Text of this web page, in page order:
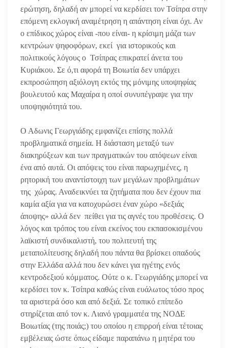
ερώτηση, δηλαδή αν μπορεί να κερδίσει τον Τσίπρα στην
επόμενη εκλογική αναμέτρηση η απάντηση είναι όχι. Αν
ο επίδικος χώρος είναι -που είναι- η κρίσιμη μάζα των
κεντρώων ψηφοφόρων, εκεί για ιστορικούς και
πολιτικούς λόγους ο Τσίπρας επικρατεί άνετα του
Κυριάκου. Σε ό,τι αφορά τη Βοιωτία δεν υπάρχει
εκπροσώπηση αξιόλογη εκτός της μόνιμης υποψηφίας
βουλευτού κας Μαχαίρα η οποί συνυπέγραψε για την
υποψηφιότητά του.
Ο Αδωνις Γεωργιάδης εμφανίζει επίσης πολλά
προβληματικά σημεία. Η διάσταση μεταξύ των
διακηρύξεων και των πραγματικών του απόψεων είναι
ένα από αυτά. Οι απόψεις του είναι παρωχημένες, η
ρητορική του αναντίστοιχη των μεγάλων προβλημάτων
της χώρας. Αναδεικνύει τα ζητήματα που δεν έχουν πια
καμία αξία για να κατοχυρώσει έναν χώρο «δεξιάς
άποψης» αλλά δεν πείθει για τις αγνές του προθέσεις. Ο
λόγος και τρόπος του είναι εκείνος του εκπασοκισμένου
λαϊκιστή συνδικαλιστή, του πολιτευτή της
μεταπολίτευσης δηλαδή που πάντα θα βρίσκει οπαδούς
στην Ελλάδα αλλά που δεν κάνει για ηγέτης ενός
κεντροδεξιού κόμματος. Ούτε ο κ. Γεωργιάδης μπορεί να
κερδίσει τον κ. Τσίπρα καθώς είναι ευάλωτος τόσο προς
τα αριστερά όσο και από δεξιά. Σε τοπικό επίπεδο
στηρίζεται από τον κ. Λιανό γραμματέα της ΝΟΔΕ
Βοιωτίας (της ποιάς;) του οποίου η επιρροή είναι τέτοιας
εμβέλειας ώστε όπως είδαμε παραπάνω η μητέρα του